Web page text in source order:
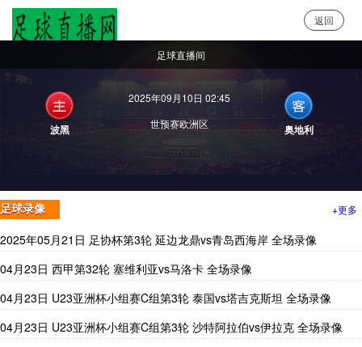
返回
足球直播间
波黑
2025年09月10日 02:45
世预赛欧洲区
奥地利
足球录像 +更多
2025年05月21日 足协杯第3轮 延边龙鼎vs青岛西海岸 全场录像
04月23日 西甲第32轮 塞维利亚vs马洛卡 全场录像
04月23日 U23亚洲杯小组赛C组第3轮 泰国vs塔吉克斯坦 全场录像
04月23日 U23亚洲杯小组赛C组第3轮 沙特阿拉伯vs伊拉克 全场录像